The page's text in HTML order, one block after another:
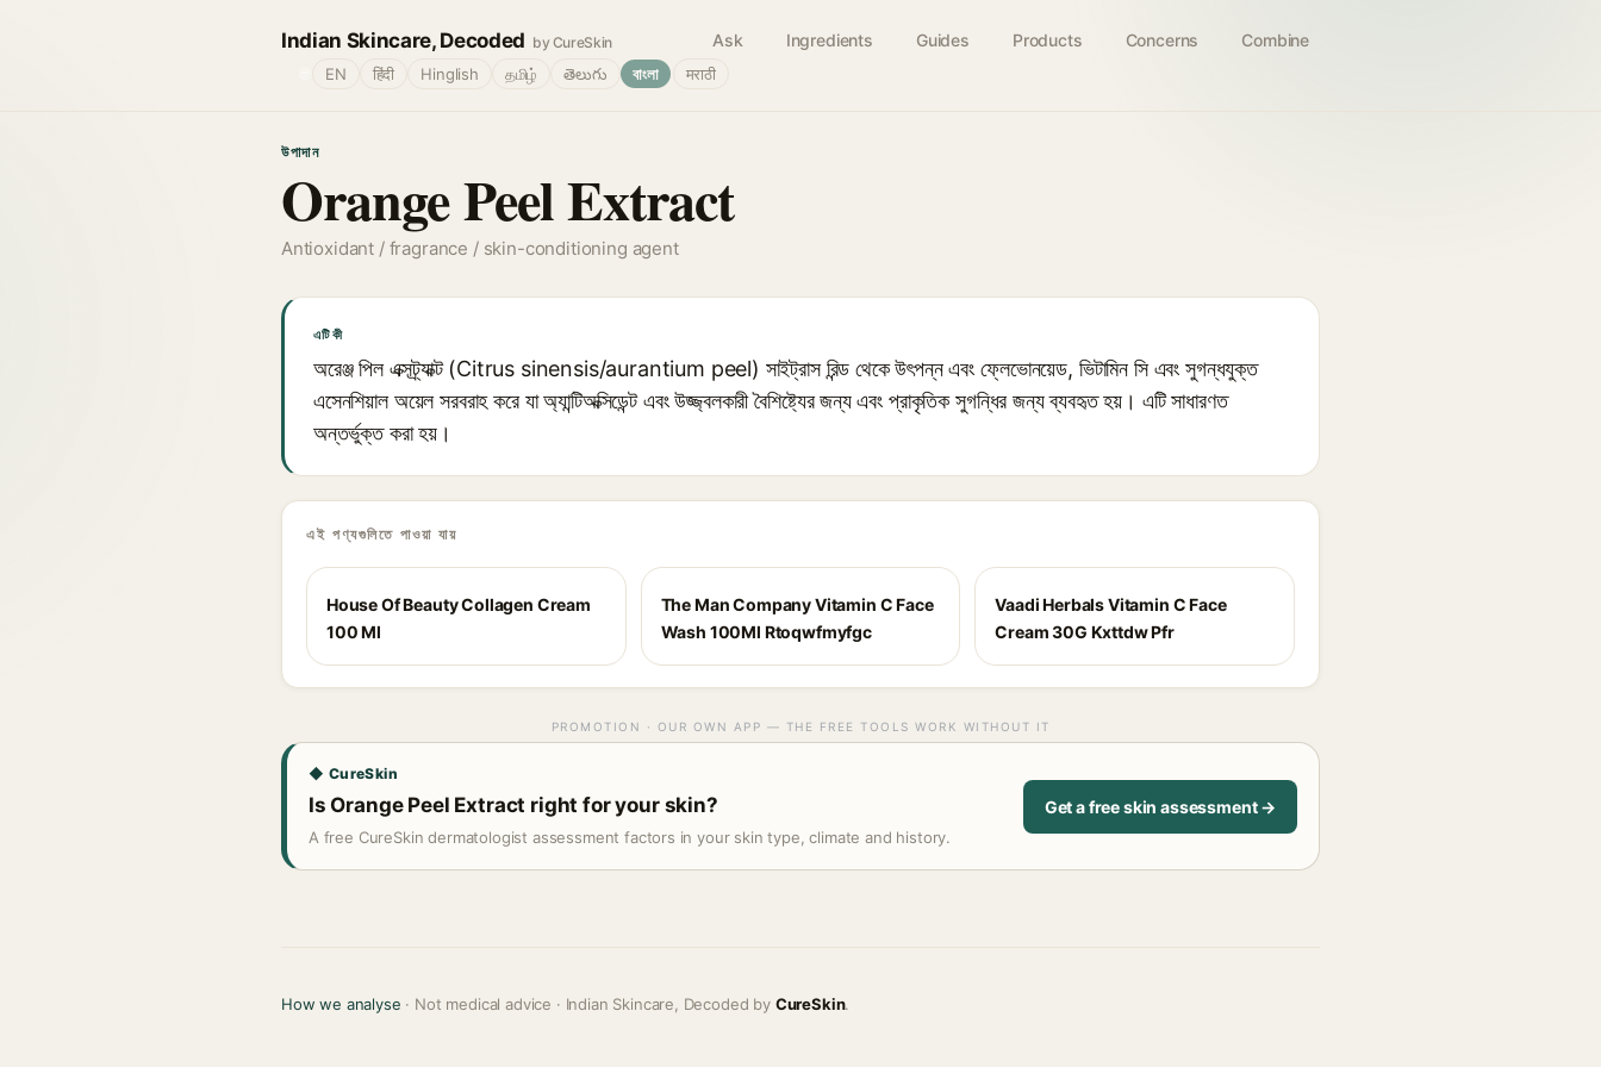
Indian Skincare, Decoded by CureSkin Ask Ingredients Guides Products Concerns Combine
EN हिंदी Hinglish தமிழ் తెలుగు বাংলা मराठी
উপাদান
Orange Peel Extract
Antioxidant / fragrance / skin-conditioning agent
এটি কী
অরেঞ্জ পিল এক্সট্র্যাক্ট (Citrus sinensis/aurantium peel) সাইট্রাস রিন্ড থেকে উৎপন্ন এবং ফ্লেভোনয়েড, ভিটামিন সি এবং সুগন্ধযুক্ত
এসেনশিয়াল অয়েল সরবরাহ করে যা অ্যান্টিঅক্সিডেন্ট এবং উজ্জ্বলকারী বৈশিষ্ট্যের জন্য এবং প্রাকৃতিক সুগন্ধির জন্য ব্যবহৃত হয়। এটি সাধারণত
অন্তর্ভুক্ত করা হয়।
এই পণ্যগুলিতে পাওয়া যায়
House Of Beauty Collagen Cream
100 Ml
The Man Company Vitamin C Face
Wash 100Ml Rtoqwfmyfgc
Vaadi Herbals Vitamin C Face
Cream 30G Kxttdw Pfr
PROMOTION · OUR OWN APP — THE FREE TOOLS WORK WITHOUT IT
◆ CureSkin
Is Orange Peel Extract right for your skin?
A free CureSkin dermatologist assessment factors in your skin type, climate and history.
Get a free skin assessment →
How we analyse · Not medical advice · Indian Skincare, Decoded by CureSkin.